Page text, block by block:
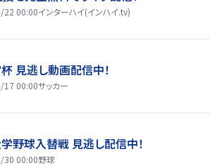
22 00:00インターハイ(インハイ.tv)
見逃し動画配信中！
17 00:00サッカー
野球入替戦 見逃し配信中！
30 00:00野球